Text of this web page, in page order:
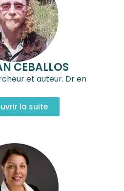
CEBALLOS
et auteur. Dr en
la suite